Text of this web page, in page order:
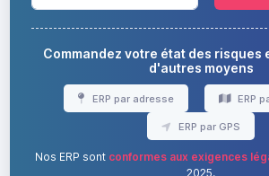
Commandez votre état des risques
d'autres moyens
ERP par adresse ERP
ERP par GPS
Nos ERP sont conformes aux exigences
2025.